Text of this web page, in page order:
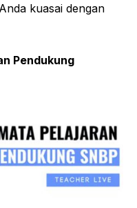
kuasai dengan
Pendukung